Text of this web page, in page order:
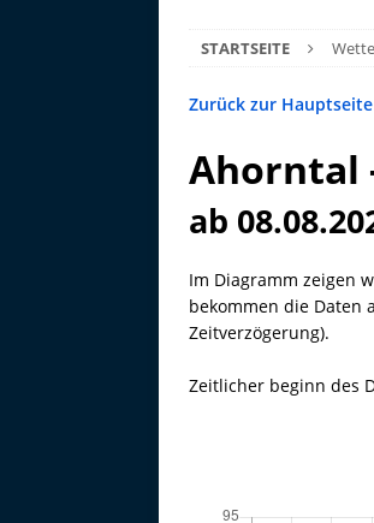
STARTSEITE
Zurück zur
Ahorntal
ab
Im Diagramm zeigen
bekommen die Daten
Zeitverzögerung).
Zeitlicher beginn des